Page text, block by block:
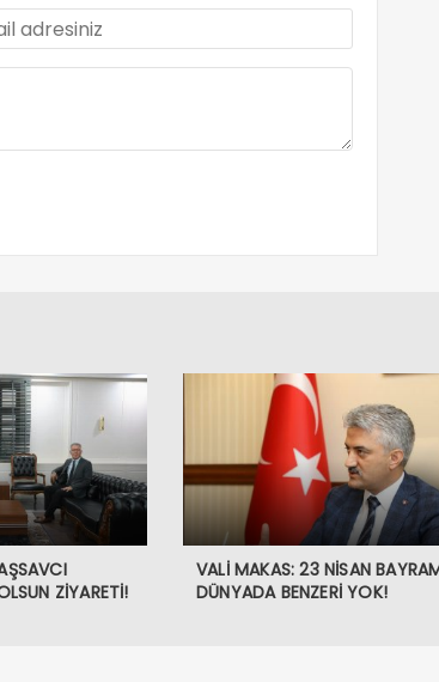
ZİYARETİ!
VALİ MAKAS: 23 NİSAN
DÜNYADA BENZERİ YOK!